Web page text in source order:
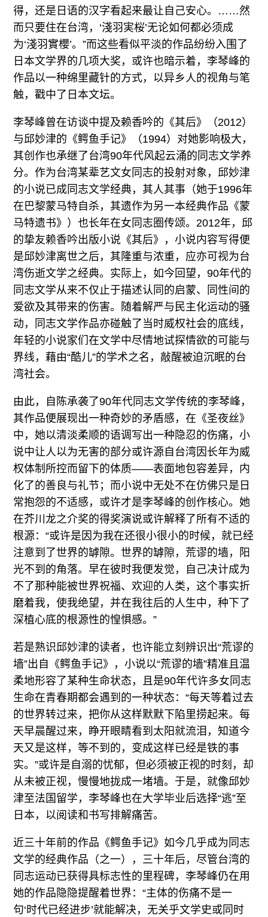
得，还是日语的汉字看起来最让自己安心。……然
而只要住在台湾，‘淺羽実桜’无论如何都必须成
为‘淺羽實櫻’。”而这些看似平淡的作品纷纷入围了
日本文学界的几项大奖，或许也暗示着，李琴峰的
作品以一种绵里藏针的方式，以异乡人的视角与笔
触，戳中了日本文坛。
李琴峰曾在访谈中提及赖香吟的《其后》（2012）
与邱妙津的《鳄鱼手记》（1994）对她影响极大，
其创作也承继了台湾90年代风起云涌的同志文学养
分。作为台湾某辈艺文女同志的投射对象，邱妙津
的小说已成同志文学经典，其人其事（她于1996年
在巴黎蒙马特自杀，其遗作为另一本经典作品《蒙
马特遗书》）也长年在女同志圈传颂。2012年，邱
的挚友赖香吟出版小说《其后》，小说内容写得便
是邱妙津离世之后，其隆重与浓重，应亦可视为台
湾伤逝文学之经典。实际上，如今回望，90年代的
同志文学从来不仅止于描述认同的启蒙、同性间的
爱欲及其带来的伤害。随着解严与民主化运动的骚
动，同志文学作品亦碰触了当时威权社会的底线，
年轻的小说家们在文学中尽情地试探情欲的可能与
界线，藉由“酷儿”的学术之名，敲醒被迫沉眠的台
湾社会。
由此，自陈承袭了90年代同志文学传统的李琴峰，
其作品便展现出一种奇妙的矛盾感，在《圣夜丝》
中，她以清淡柔顺的语调写出一种隐忍的伤痛，小
说中让人以为无害的部分或许源自台湾因长年为威
权体制所控而留下的体质——表面地包容差异，内
化了的善良与礼节；而小说中无处不在仿佛只是日
常抱怨的不适感，或许才是李琴峰的创作核心。她
在芥川龙之介奖的得奖演说或许解释了所有不适的
根源：“或许是因为我在还很小很小的时候，就已经
注意到了世界的罅隙。世界的罅隙，荒谬的墙，阳
光不到的角落。早在彼时我便发觉，自己决计成为
不了那种能被世界祝福、欢迎的人类，这个事实折
磨着我，使我绝望，并在我往后的人生中，种下了
深植心底的根源性的惶惧感。”
若是熟识邱妙津的读者，也许能立刻辨识出“荒谬的
墙”出自《鳄鱼手记》，小说以“荒谬的墙”精准且温
柔地形容了某种生命状态，且是90年代许多女同志
生命在青春期都会遇到的一种状态：“每天等着过去
的世界转过来，把你从这样默默下陷里捞起来。每
天早晨醒过来，睁开眼睛看到太阳就流泪，知道今
天又是这样，等不到的，变成这样已经是铁的事
实。”或许是自溺的忧郁，但必须被正视的时刻，却
从未被正视，慢慢地拢成一堵墙。于是，就像邱妙
津至法国留学，李琴峰也在大学毕业后选择“逃”至
日本，以阅读和书写排解痛苦。
近三十年前的作品《鳄鱼手记》如今几乎成为同志
文学的经典作品（之一），三十年后，尽管台湾的
同志运动已获得具标志性的里程碑，李琴峰仍在用
她的作品隐隐提醒着世界：“主体的伤痛不是一
句‘时代已经进步’就能解决，无关乎文学史或同时